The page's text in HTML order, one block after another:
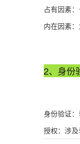
占有因素
内在因素
2、身份
身份验证
授权：涉